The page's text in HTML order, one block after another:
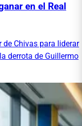
en el Real
de Chivas para liderar
derrota de Guillermo